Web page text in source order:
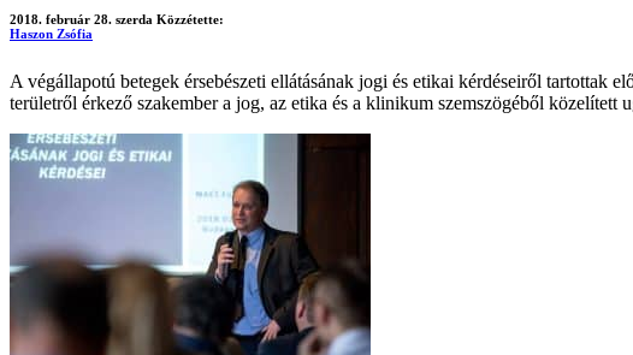
2018. február 28. szerda Közzétette:
Haszon Zsófia
A végállapotú betegek érsebészeti ellátásának jogi és etikai kérdéseiről tartottak
területről érkező szakember a jog, az etika és a klinikum szemszögéből közelített